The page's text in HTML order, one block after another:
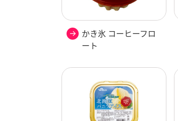
かき氷 コーヒーフロ
ート